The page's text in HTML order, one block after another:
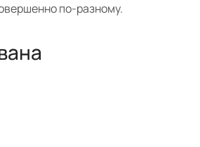
по-разному.